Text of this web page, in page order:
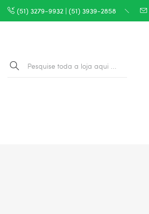
(51) 3279-9932 | (51) 3939-2858